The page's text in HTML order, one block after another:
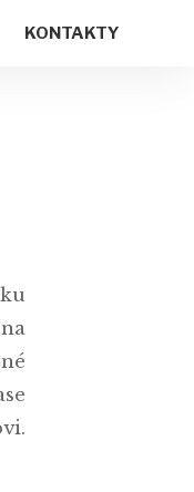
KONTAKTY